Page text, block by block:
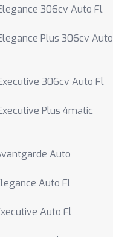
306cv Auto Fl
Plus 306cv Auto
306cv Auto Fl
Plus 4matic
Auto
Auto Fl
Auto Fl